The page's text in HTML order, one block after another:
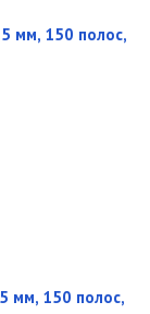
мм, 150 полос,
мм, 150 полос,